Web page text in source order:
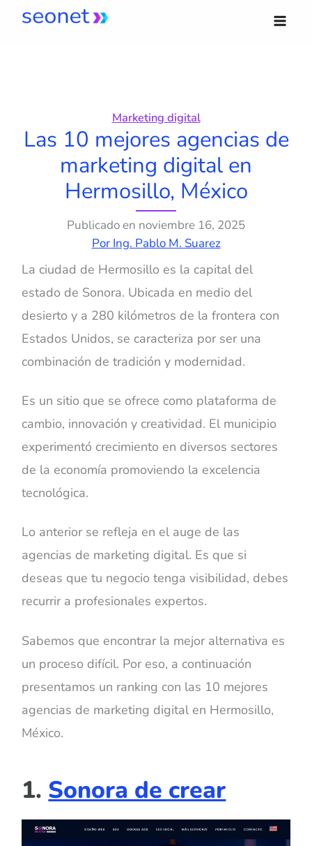
Marketing digital
Las 10 mejores agencias de
marketing digital en
Hermosillo, México
Publicado en noviembre 16, 2025
PorIng. Pablo M. Suarez
La ciudad de Hermosillo es la capital del
estado de Sonora. Ubicada en medio del
desierto y a 280 kilómetros de la frontera con
Estados Unidos, se caracteriza por ser una
combinación de tradición y modernidad.
Es un sitio que se ofrece como plataforma de
cambio, innovación y creatividad. El municipio
experimentó crecimiento en diversos sectores
de la economía promoviendo la excelencia
tecnológica.
Lo anterior se refleja en el auge de las
agencias de marketing digital. Es que si
deseas que tu negocio tenga visibilidad, debes
recurrir a profesionales expertos.
Sabemos que encontrar la mejor alternativa es
un proceso difícil. Por eso, a continuación
presentamos un ranking con las 10 mejores
agencias de marketing digital en Hermosillo,
México.
1. Sonora de crear